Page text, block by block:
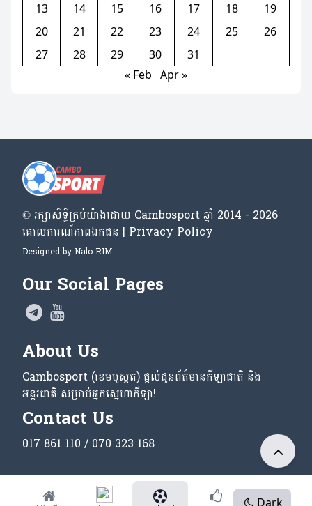
13
14 15 16 17 18
19
20
21 22 23 24 25
26
27
28 29 30
31
« Feb Apr »
Dark
© រក្សា​សិទ្ធិ​គ្រប់​យ៉ាង​ដោយ​ Cambosport ឆ្នាំ 2014 - 2026
គោលការណ៍​ភាព​ឯកជន | Privacy Policy
Designed by Nalo RIM
Our Social Pages
About Us
Cambosport (ខេមបូស្ពត) ផ្តល់ជូនព័ត៌មានកីឡាជាតិ និង
អន្តរជាតិ សម្រាប់អ្នកស្នេហាកីឡា!
Contact Us
017 861 110 / 070 323 168